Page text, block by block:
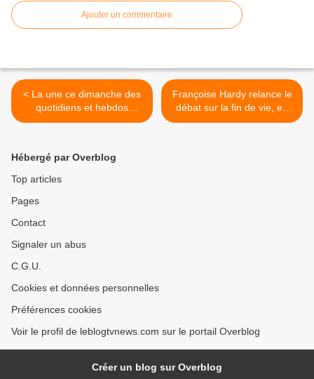
Ajouter un commentaire
< La une ce dimanche des
quotidiens et hebdos
d'actualité.
Françoise Hardy relance le
débat sur la fin de vie, en
interpellant le Chef de l’État
Hébergé par Overblog
Top articles
Pages
Contact
Signaler un abus
C.G.U.
Cookies et données personnelles
Préférences cookies
Voir le profil de leblogtvnews.com sur le portail Overblog
Créer un blog sur Overblog